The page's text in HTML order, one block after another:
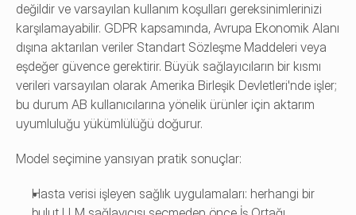
değildir ve varsayılan kullanım koşulları gereksinimlerinizi
karşılamayabilir. GDPR kapsamında, Avrupa Ekonomik Alanı
dışına aktarılan veriler Standart Sözleşme Maddeleri veya
eşdeğer güvence gerektirir. Büyük sağlayıcıların bir kısmı
verileri varsayılan olarak Amerika Birleşik Devletleri'nde işler;
bu durum AB kullanıcılarına yönelik ürünler için aktarım
uyumluluğu yükümlülüğü doğurur.
Model seçimine yansıyan pratik sonuçlar:
Hasta verisi işleyen sağlık uygulamaları: herhangi bir